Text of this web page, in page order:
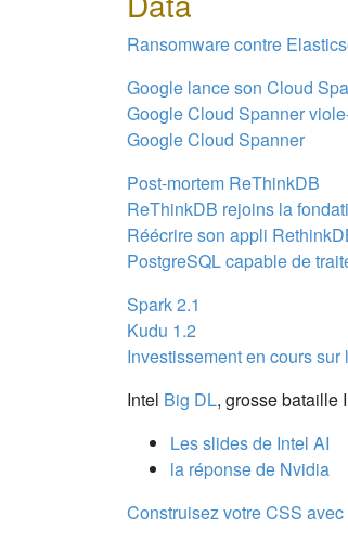
Ransomware contre
Google lance son Cloud
Google Cloud Spanner
Google Cloud Spanner
Post-mortem ReThinkDB
ReThinkDB rejoins la
Réécrire son appli
PostgreSQL capable de
Spark 2.1
Kudu 1.2
Investissement en cours
Intel Big DL, grosse bataille
Les slides de Intel AI
la réponse de Nvidia
Construisez votre CSS